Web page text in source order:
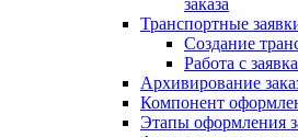
заказа
Транспортные
Создание
Работа с
Архивирование
Компонент
Этапы оформления